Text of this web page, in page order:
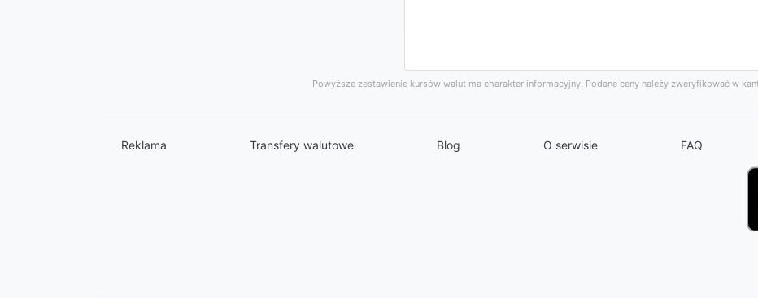
Powyższe zestawienie kursów walut ma charakter informacyjny. Podane ceny należy zweryfikować w
Reklama Transfery walutowe Blog O serwisie FAQ